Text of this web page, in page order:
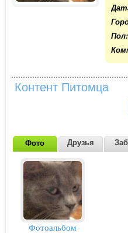
Пол:
Контент Питомца
Фото Друзья
Фотоальбом